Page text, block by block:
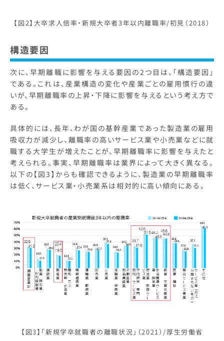
【図2】大卒求人倍率・新規大卒者3年以内離職率/初見（2018）
構造要因
次に、早期離職に影響を与える要因の2つ目は、「構造要因」
である。これは、産業構造の変化や産業ごとの雇用慣行の違
いが、早期離職率の上昇・下降に影響を与えるという考え方で
ある。
具体的には、長年、わが国の基幹産業であった製造業の雇用
吸収力が減少し、離職率の高いサービス業や小売業などに就
職する大学生が増えたことが、早期離職率に影響を与えたと
考えられる。事実、早期離職率は業界によって大きく異なる。
以下の【図3】からも確認できるように、製造業の早期離職率
は低く、サービス業・小売業系は相対的に高い傾向にある。
【図3】「新規学卒就職者の離職状況」（2021）/厚生労働省